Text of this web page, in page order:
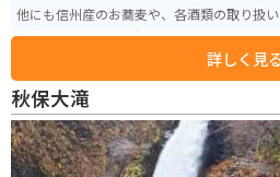
他にも信州産のお蕎麦や、各酒類の取り扱
仕事をされていた夫婦で、バイクについて
詳しく見
秋保大滝